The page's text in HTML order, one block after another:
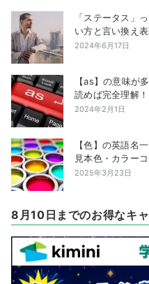
「ステータス」
い方と言い換え表
2024年6月17日
【as】の意味が
読めば完全理解！
2024年2月1日
【色】の英語名
見本色・カラー
2025年3月23日
8月10日までのお得なキ